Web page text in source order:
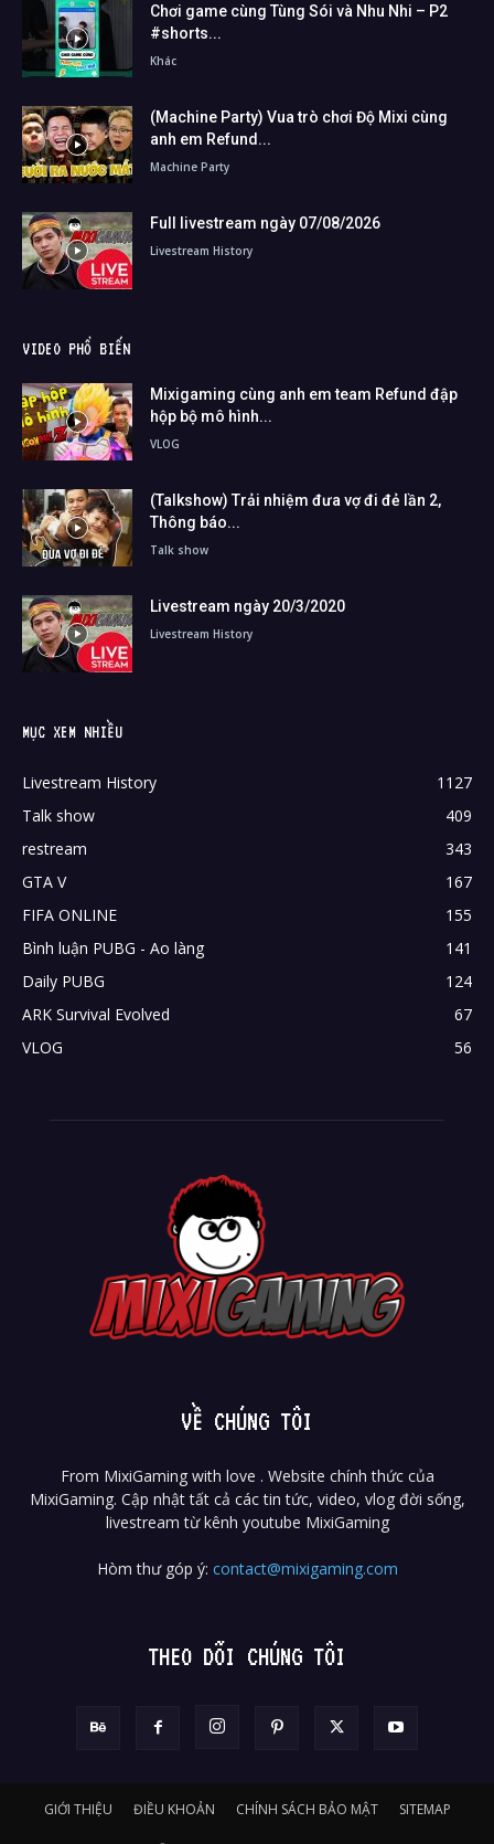
Chơi game cùng Tùng Sói và Nhu Nhi – P2
#shorts...
Khác
(Machine Party) Vua trò chơi Độ Mixi cùng
anh em Refund...
Machine Party
Full livestream ngày 07/08/2026
Livestream History
VIDEO PHỔ BIẾN
Mixigaming cùng anh em team Refund đập
hộp bộ mô hình...
VLOG
(Talkshow) Trải nhiệm đưa vợ đi đẻ lần 2,
Thông báo...
Talk show
Livestream ngày 20/3/2020
Livestream History
MỤC XEM NHIỀU
Livestream History
1127
Talk show
409
restream
343
GTA V
167
FIFA ONLINE
155
Bình luận PUBG - Ao làng
141
Daily PUBG
124
ARK Survival Evolved
67
VLOG
56
VỀ CHÚNG TÔI
From MixiGaming with love . Website chính thức của
MixiGaming. Cập nhật tất cả các tin tức, video, vlog đời sống,
livestream từ kênh youtube MixiGaming
Hòm thư góp ý: contact@mixigaming.com
THEO DÕI CHÚNG TÔI
GIỚI THIỆU ĐIỀU KHOẢN CHÍNH SÁCH BẢO MẬT SITEMAP